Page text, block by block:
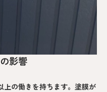
影響
上の働きを持ちます。塗膜が